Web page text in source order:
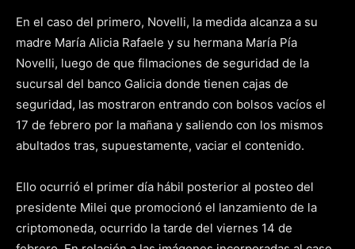
En el caso del primero, Novelli, la medida alcanza a su
madre María Alicia Rafaele y su hermana María Pía
Novelli, luego de que filmaciones de seguridad de la
sucursal del banco Galicia donde tienen cajas de
seguridad, las mostraron entrando con bolsos vacíos el
17 de febrero por la mañana y saliendo con los mismos
abultados tras, supuestamente, vaciar el contenido.
Ello ocurrió el primer día hábil posterior al posteo del
presidente Milei que promocionó el lanzamiento de la
criptomoneda, ocurrido la tarde del viernes 14 de